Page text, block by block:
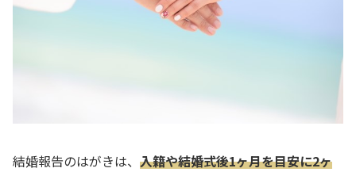
結婚報告のはがきは、 入籍や結婚式後1ヶ月を目安に2ヶ